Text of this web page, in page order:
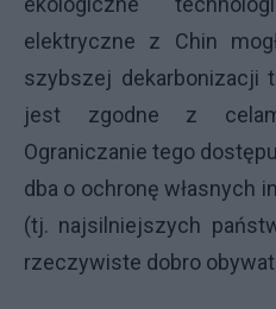
elektryczne z Chin
szybszej dekarbonizacji
jest zgodne z
Ograniczanie tego
dba o ochronę własnych
(tj. najsilniejszych
rzeczywiste dobro